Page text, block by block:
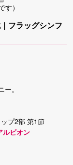
す）
フラッグシンフ
。
プ2部 第1節
ルビオン